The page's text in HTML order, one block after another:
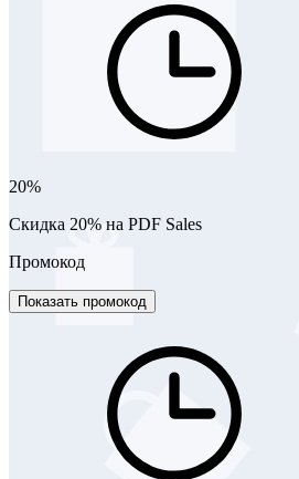
20%
Скидка 20% на PDF Sales
Промокод
Показать промокод